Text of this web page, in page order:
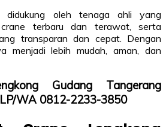
didukung oleh tenaga ahli yang
crane terbaru dan terawat, serta
transparan dan cepat. Dengan
menjadi lebih mudah, aman, dan
Gudang Tangerang
WA 0812-2233-3850